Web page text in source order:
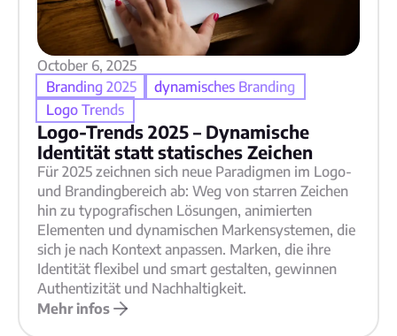
October 6, 2025
Branding 2025
dynamisches Branding
Logo Trends
Logo‑Trends 2025 – Dynamische
Identität statt statisches Zeichen
Für 2025 zeichnen sich neue Paradigmen im Logo‑
und Brandingbereich ab: Weg von starren Zeichen
hin zu typografischen Lösungen, animierten
Elementen und dynamischen Markensystemen, die
sich je nach Kontext anpassen. Marken, die ihre
Identität flexibel und smart gestalten, gewinnen
Authentizität und Nachhaltigkeit.
Mehr infos